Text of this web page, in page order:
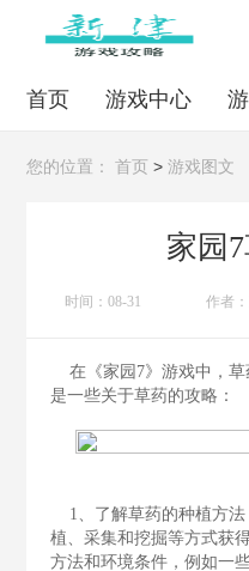
首页 游戏中心
您的位置： 首页 >游戏图文
家园
时间：08-31 作者
在《家园7》游戏中，草
是一些关于草药的攻略：
1、了解草药的种植方法
植、采集和挖掘等方式获
方法和环境条件，例如一